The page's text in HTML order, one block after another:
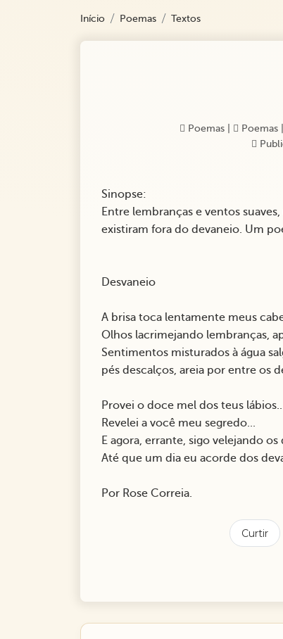
Início Poemas Textos
Poemas Poemas
Sinopse:
Entre lembranças e ventos
existiram fora do devaneio. Um
Desvaneio
A brisa toca lentamente meus
Olhos lacrimejando lembranças,
Sentimentos misturados à água
pés descalços, areia por entre os
Provei o doce mel dos teus
Revelei a você meu segredo...
E agora, errante, sigo velejando os
Até que um dia eu acorde dos
Por Rose Correia.
Curtir